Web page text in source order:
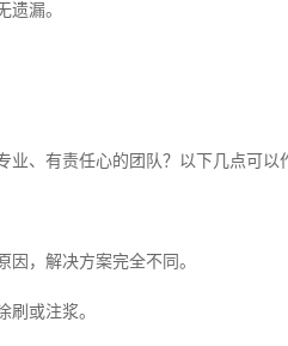
遗漏。
业、有责任心的团队？以下几点可以
，解决方案完全不同。
刷或注浆。